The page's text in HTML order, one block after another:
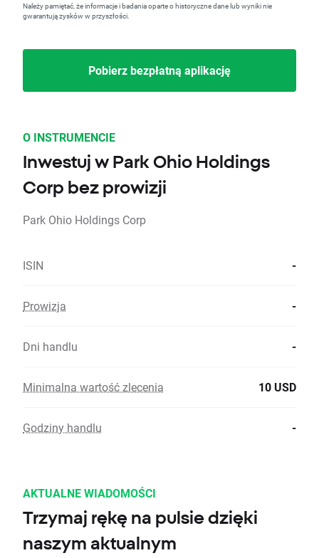
Należy pamiętać, że informacje i badania oparte o historyczne dane lub wyniki nie
gwarantują zysków w przyszłości.
Pobierz bezpłatną aplikację
O INSTRUMENCIE
Inwestuj w Park Ohio Holdings
Corp bez prowizji
Park Ohio Holdings Corp
ISIN -
Prowizja -
Dni handlu -
Minimalna wartość zlecenia 10 USD
Godziny handlu -
AKTUALNE WIADOMOŚCI
Trzymaj rękę na pulsie dzięki
naszym aktualnym